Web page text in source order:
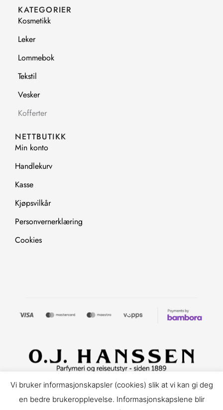
b
o
o
k
a
g
KATEGORIER
Kosmetikk
Leker
Lommebok
Tekstil
Vesker
Kofferter
NETTBUTIKK
Min konto
Handlekurv
Kasse
Kjøpsvilkår
Personvernerklæring
Cookies
Copyright © 2025. All Rights Reserved.
Nettløsning levert av Make Customers.
Vi bruker informasjonskapsler (cookies) slik at vi kan gi deg
en bedre brukeropplevelse. Informasjonskapslene blir